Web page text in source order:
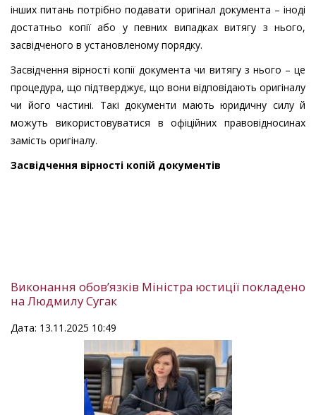
інших питань потрібно подавати оригінал документа – іноді
достатньо копії або у певних випадках витягу з нього,
засвідченого в установленому порядку.
Засвідчення вірності копії документа чи витягу з нього – це
процедура, що підтверджує, що вони відповідають оригіналу
чи його частині. Такі документи мають юридичну силу й
можуть використовуватися в офіційних правовідносинах
замість оригіналу.
Засвідчення вірності копій документів
Виконання обов’язків Міністра юстиції покладено
на Людмилу Сугак
Дата: 13.11.2025 10:49